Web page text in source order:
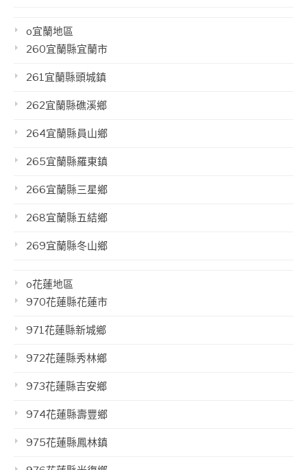
o宜蘭地區
260宜蘭縣宜蘭市
261宜蘭縣頭城鎮
262宜蘭縣礁溪鄉
264宜蘭縣員山鄉
265宜蘭縣羅東鎮
266宜蘭縣三星鄉
268宜蘭縣五結鄉
269宜蘭縣冬山鄉
o花蓮地區
970花蓮縣花蓮市
971花蓮縣新城鄉
972花蓮縣秀林鄉
973花蓮縣吉安鄉
974花蓮縣壽豐鄉
975花蓮縣鳳林鎮